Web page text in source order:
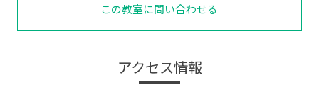
この教室に問い合わせる
アクセス情報